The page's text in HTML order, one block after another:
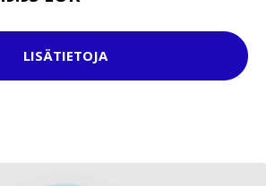
LISÄTIETOJA